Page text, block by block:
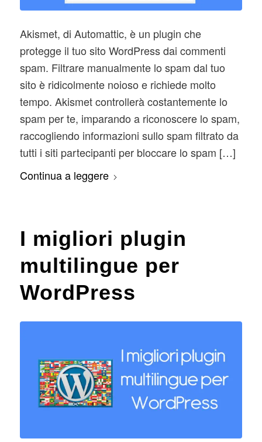
Akismet, di Automattic, è un plugin che
protegge il tuo sito WordPress dai commenti
spam. Filtrare manualmente lo spam dal tuo
sito è ridicolmente noioso e richiede molto
tempo. Akismet controllerà costantemente lo
spam per te, imparando a riconoscere lo spam,
raccogliendo informazioni sullo spam filtrato da
tutti i siti partecipanti per bloccare lo spam […]
Continua a leggere
I migliori plugin
multilingue per
WordPress